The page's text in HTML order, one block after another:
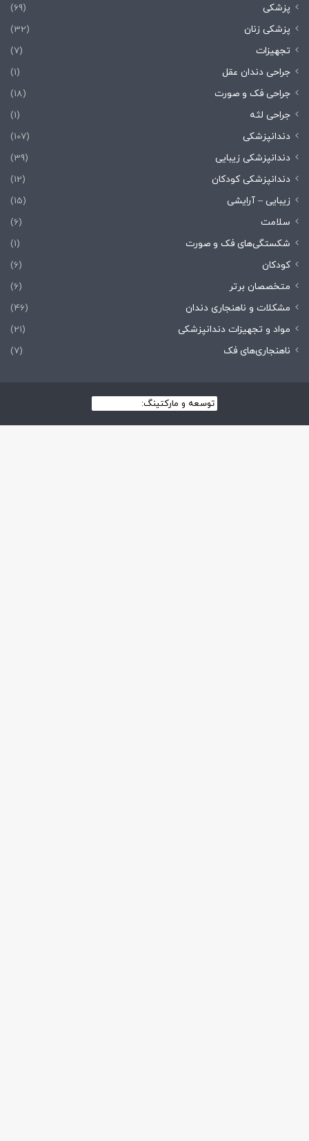
پزشکی
(69)
پزشکی زنان
(32)
تجهیزات
(7)
جراحی دندان عقل
(1)
جراحی فک و صورت
(18)
جراحی لثه
(1)
دندانپزشکی
(107)
دندانپزشکی زیبایی
(39)
دندانپزشکی کودکان
(12)
زیبایی – آرایشی
(15)
سلامت
(6)
شکستگی‌های فک و صورت
(1)
کودکان
(6)
متخصصان برتر
(6)
مشکلات و ناهنجاری دندان
(46)
مواد و تجهیزات دندانپزشکی
(21)
ناهنجاری‌های فک
(7)
توسعه و مارکتینگ: